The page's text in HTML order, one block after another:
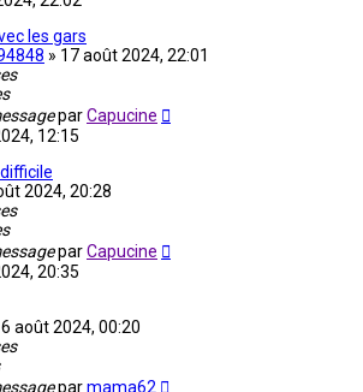
les gars
» 17 août 2024, 22:01
parCapucine
12:15
2024, 20:28
parCapucine
20:35
août 2024, 00:20
parmama62